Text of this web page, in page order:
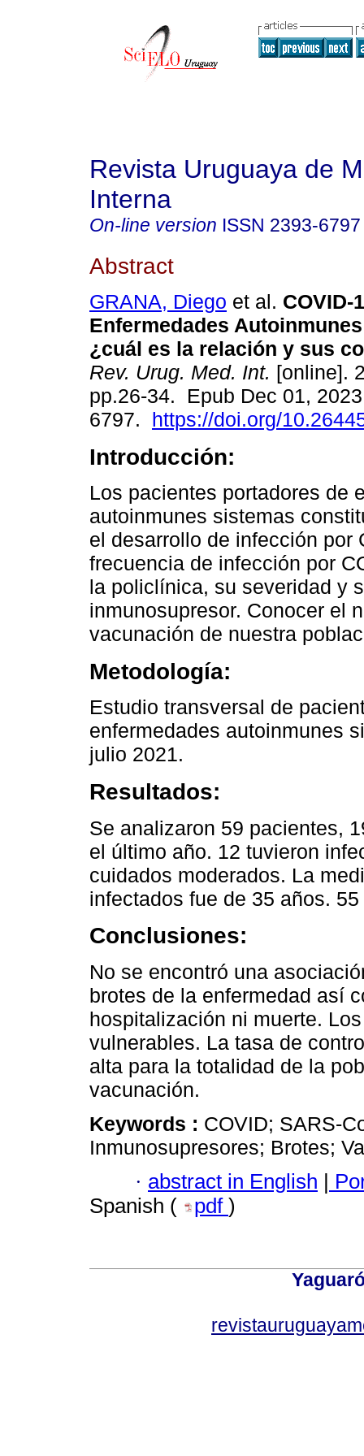
Revista Uruguaya de
Interna
On-line version ISSN 2393-6797
Abstract
GRANA, Diego et al. COVID-
Enfermedades
¿cuál es la relación y sus
Rev. Urug. Med. Int. [online].
pp.26-34. Epub Dec 01,
6797. https://doi.org/
Introducción:
Los pacientes portadores de
autoinmunes sistemas
el desarrollo de infección por
frecuencia de infección por
la policlínica, su severidad y
inmunosupresor. Conocer el
vacunación de nuestra
Metodología:
Estudio transversal de
enfermedades autoinmunes
julio 2021.
Resultados:
Se analizaron 59 pacientes,
el último año. 12 tuvieron
cuidados moderados. La
infectados fue de 35 años.
Conclusiones:
No se encontró una
brotes de la enfermedad así
hospitalización ni muerte.
vulnerables. La tasa de
alta para la totalidad de la
vacunación.
Keywords : COVID; SARS-
Inmunosupresores; Brotes;
· abstract in English
Spanish (
pdf )